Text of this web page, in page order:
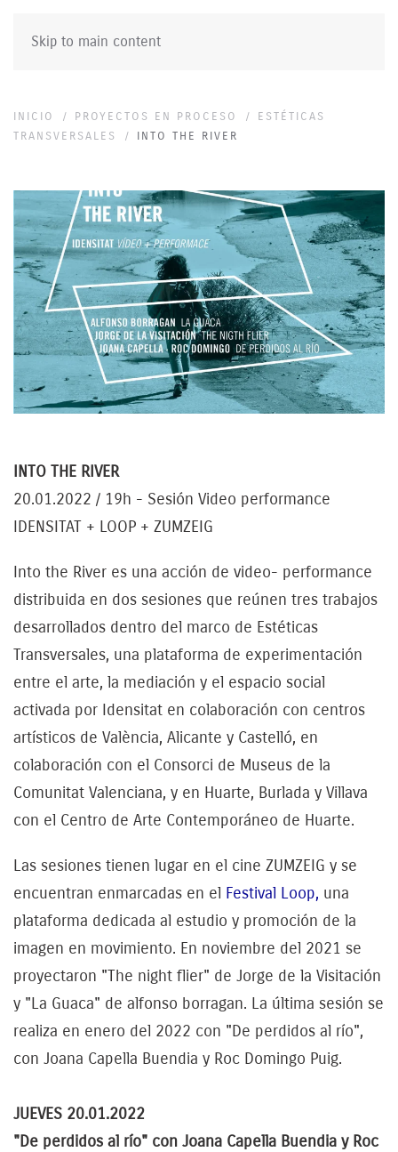
Skip to main content
INICIO PROYECTOS EN PROCESO
ESTÉTICAS
TRANSVERSALES
INTO THE RIVER
INTO THE RIVER
20.01.2022 / 19h - Sesión Video performance
IDENSITAT + LOOP + ZUMZEIG
Into the River es una acción de video- performance
distribuida en dos sesiones que reúnen tres trabajos
desarrollados dentro del marco de Estéticas
Transversales, una plataforma de experimentación
entre el arte, la mediación y el espacio social
activada por Idensitat en colaboración con centros
artísticos de València, Alicante y Castelló, en
colaboración con el Consorci de Museus de la
Comunitat Valenciana, y en Huarte, Burlada y Villava
con el Centro de Arte Contemporáneo de Huarte.
Las sesiones tienen lugar en el cine ZUMZEIG y se
encuentran enmarcadas en el Festival Loop, una
plataforma dedicada al estudio y promoción de la
imagen en movimiento. En noviembre del 2021 se
proyectaron "The night flier" de Jorge de la Visitación
y "La Guaca" de alfonso borragan. La última sesión se
realiza en enero del 2022 con "De perdidos al río",
con Joana Capella Buendia y Roc Domingo Puig.
JUEVES 20.01.2022
"De perdidos al río" con Joana Capella Buendia y Roc